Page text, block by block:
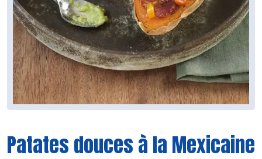
Patates douces à la Mexicaine